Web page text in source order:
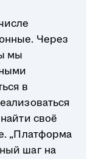
Через
мы
в
своё
„Платформа
шаг на